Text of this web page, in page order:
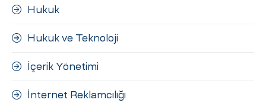
Hukuk
Hukuk ve Teknoloji
İçerik Yönetimi
İnternet Reklamcılığı